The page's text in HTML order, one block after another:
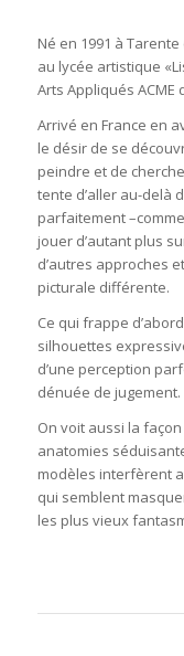
Né en 1991 à
au lycée artistique
Arts Appliqués ACME
Arrivé en France en
le désir de se
peindre et de
tente d’aller au-delà
parfaitement
jouer d’autant plus
d’autres approches
picturale différente.
Ce qui frappe
silhouettes
d’une perception
dénuée de jugement.
On voit aussi la
anatomies
modèles interfèrent
qui semblent
les plus vieux